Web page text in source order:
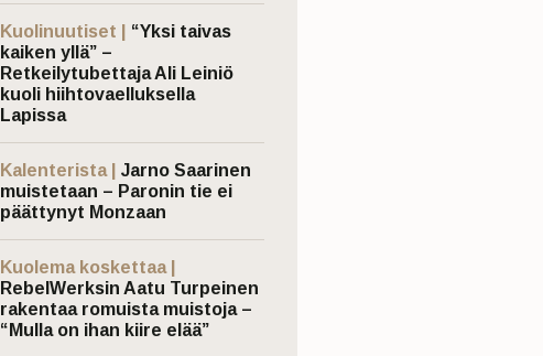
Kuolinuutiset |
“Yksi taivas
kaiken yllä” –
Retkeilytubettaja Ali Leiniö
kuoli hiihtovaelluksella
Lapissa
Kalenterista |
Jarno Saarinen
muistetaan – Paronin tie ei
päättynyt Monzaan
Kuolema koskettaa |
RebelWerksin Aatu Turpeinen
rakentaa romuista muistoja –
“Mulla on ihan kiire elää”